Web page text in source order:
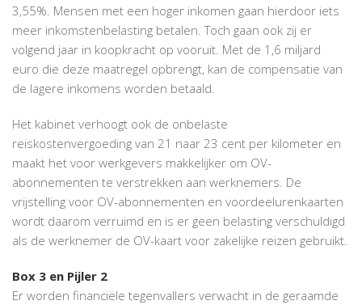
3,55%. Mensen met een hoger inkomen gaan hierdoor iets
meer inkomstenbelasting betalen. Toch gaan ook zij er
volgend jaar in koopkracht op vooruit. Met de 1,6 miljard
euro die deze maatregel opbrengt, kan de compensatie van
de lagere inkomens worden betaald.
Het kabinet verhoogt ook de onbelaste
reiskostenvergoeding van 21 naar 23 cent per kilometer en
maakt het voor werkgevers makkelijker om OV-
abonnementen te verstrekken aan werknemers. De
vrijstelling voor OV-abonnementen en voordeelurenkaarten
wordt daarom verruimd en is er geen belasting verschuldigd
als de werknemer de OV-kaart voor zakelijke reizen gebruikt.
Box 3 en Pijler 2
Er worden financiële tegenvallers verwacht in de geraamde